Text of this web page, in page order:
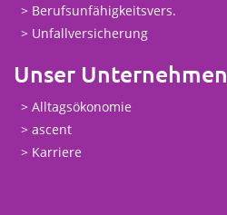
Berufsunfähigkeitsvers.
Unfallversicherung
Unser Unternehmen
Alltagsökonomie
ascent
Karriere